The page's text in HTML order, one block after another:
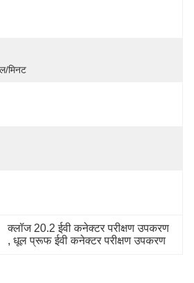
मिनट
क्लॉज 20.2 ईवी कनेक्टर परीक्षण उपकरण
, धूल प्रूफ ईवी कनेक्टर परीक्षण उपकरण